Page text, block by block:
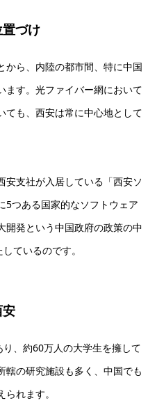
づけ
から、内陸の都市間、特に中国
ます。光ファイバー網において
ても、西安は常に中心地として
安支社が入居している「西安ソ
5つある国家的なソフトウェア
開発という中国政府の政策の中
ているのです。
、約60万人の大学生を擁して
轄の研究施設も多く、中国でも
れます。